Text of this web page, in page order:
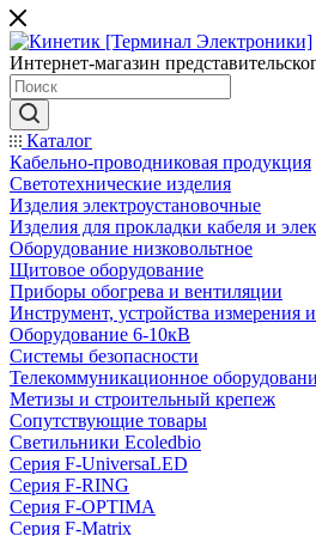
Интернет-магазин
Каталог
Кабельно-проводниковая продукция
Светотехнические изделия
Изделия электроустановочные
Изделия для прокладки кабеля и
Оборудование низковольтное
Щитовое оборудование
Приборы обогрева и вентиляции
Инструмент, устройства измерения
Оборудование 6-10кВ
Системы безопасности
Телекоммуникационное
Метизы и строительный крепеж
Сопутствующие товары
Светильники Ecoledbio
Серия F-UniversaLED
Серия F-RING
Серия F-OPTIMA
Серия F-Matrix